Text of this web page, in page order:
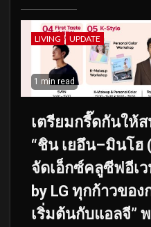
LIVING UPDATE
1 min read
เตรียมกรี๊ดกันให้
“ชิน เยอึน–มินโฮ
จัดเอ็กซ์คลูซีฟอีเว
by LG ทุกก้าวขอ
เริ่มต้นกับแอลจี”